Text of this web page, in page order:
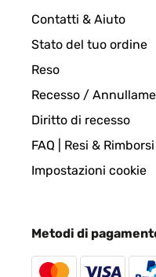
A part
et épaisseur
retourner les
Utilisateur
Utente Amazon
Contatti & Aiuto
Stato del tuo ordine
Reso
Recesso /
Diritto di recesso
FAQ | Resi & Rimborsi
Impostazioni cookie
Metodi di